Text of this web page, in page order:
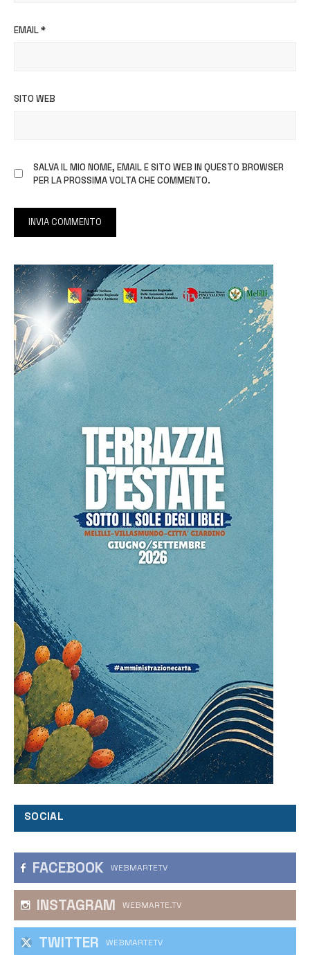
EMAIL*
SITO WEB
SALVA IL MIO NOME, EMAIL E SITO WEB IN QUESTO BROWSER
PER LA PROSSIMA VOLTA CHE COMMENTO.
SOCIAL
FACEBOOK WEBMARTETV
INSTAGRAM WEBMARTE.TV
TWITTER WEBMARTETV